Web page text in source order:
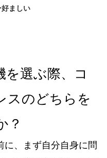
ましい
を選ぶ際、コ
スのどちらを
？
に、まず自分自身に問